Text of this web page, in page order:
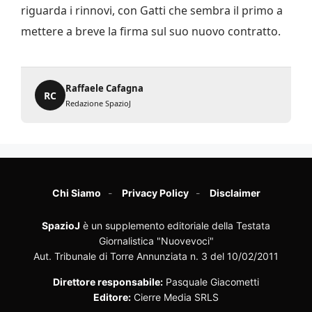
riguarda i rinnovi, con Gatti che sembra il primo a
mettere a breve la firma sul suo nuovo contratto.
RC
Raffaele Cafagna
Redazione SpazioJ
Chi Siamo Privacy Policy Disclaimer
SpazioJ è un supplemento editoriale della Testata
Giornalistica "Nuovevoci"
Aut. Tribunale di Torre Annunziata n. 3 del 10/02/2011
Direttore responsabile: Pasquale Giacometti
Editore: Cierre Media SRLS